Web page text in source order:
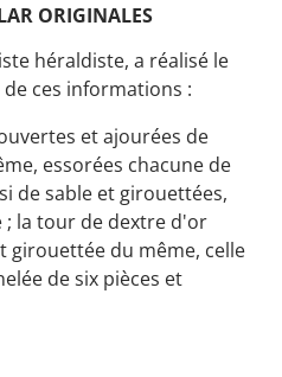
ORIGINALES
héraldiste, a réalisé le
ces informations :
et ajourées de
essorées chacune de
de sable et girouettées,
; la tour de dextre d'or
girouettée du même, celle
de six pièces et